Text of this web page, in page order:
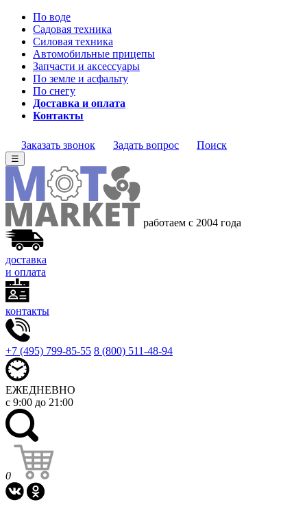
По воде
Садовая техника
Силовая техника
Автомобильные прицепы
Запчасти и аксессуары
По земле и асфальту
По снегу
Доставка и оплата
Контакты
Заказать звонок Задать вопрос Поиск
☰
работаем с 2004 года
доставка
и оплата
контакты
+7 (495) 799-85-55 8 (800) 511-48-94
ЕЖЕДНЕВНО
с 9:00 до 21:00
0